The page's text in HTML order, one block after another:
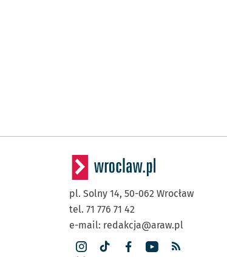
pl. Solny 14, 50-062 Wrocław
tel. 71 776 71 42
e-mail: redakcja@araw.pl